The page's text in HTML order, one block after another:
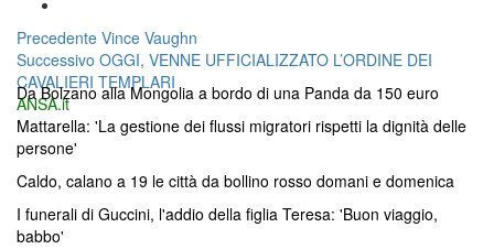
Navigazione
articoli
Precedente Articolo
precedente:
Vince Vaughn
Successivo Articolo
successivo:
OGGI, VENNE UFFICIALIZZATO L’ORDINE DEI
CAVALIERI TEMPLARI
ANSA.it
Da Bolzano alla Mongolia a bordo di una Panda da 150 euro
Mattarella: 'La gestione dei flussi migratori rispetti la dignità delle
persone'
Caldo, calano a 19 le città da bollino rosso domani e domenica
I funerali di Guccini, l'addio della figlia Teresa: 'Buon viaggio,
babbo'